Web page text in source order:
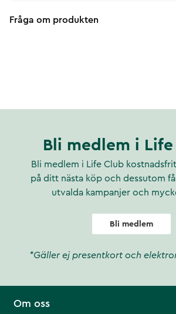
Fråga om produkten
Bli medlem i
Bli medlem i Life Club
på ditt nästa köp och dessutom
utvalda kampanjer och
Bli medlem
*Gäller ej presentkort och
Om oss